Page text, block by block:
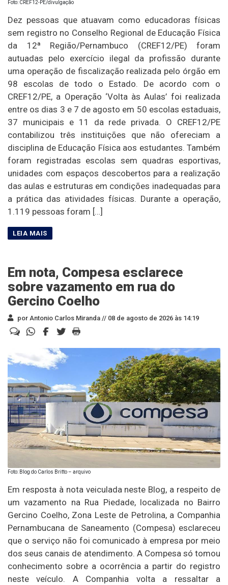
Foto: CREF12-PE/divulgação
Dez pessoas que atuavam como educadoras físicas
sem registro no Conselho Regional de Educação Física
da 12ª Região/Pernambuco (CREF12/PE) foram
autuadas pelo exercício ilegal da profissão durante
uma operação de fiscalização realizada pelo órgão em
98 escolas de todo o Estado. De acordo com o
CREF12/PE, a Operação ‘Volta às Aulas’ foi realizada
entre os dias 3 e 7 de agosto em 50 escolas estaduais,
37 municipais e 11 da rede privada. O CREF12/PE
contabilizou três instituições que não ofereciam a
disciplina de Educação Física aos estudantes. Também
foram registradas escolas sem quadras esportivas,
unidades com espaços descobertos para a realização
das aulas e estruturas em condições inadequadas para
a prática das atividades físicas. Durante a operação,
1.119 pessoas foram […]
Em nota, Compesa esclarece
sobre vazamento em rua do
Gercino Coelho
por Antonio Carlos Miranda // 08 de agosto de 2026 às 14:19
Foto: Blog do Carlos Britto – arquivo
Em resposta à nota veiculada neste Blog, a respeito de
um vazamento na Rua Piedade, localizada no Bairro
Gercino Coelho, Zona Leste de Petrolina, a Companhia
Pernambucana de Saneamento (Compesa) esclareceu
que o serviço não foi comunicado à empresa por meio
dos seus canais de atendimento. A Compesa só tomou
conhecimento sobre a ocorrência a partir do registro
neste veículo. A Companhia volta a ressaltar a